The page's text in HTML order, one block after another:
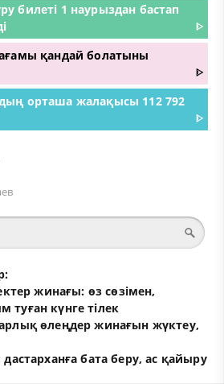
билеті 1 наурыздан бастап
ᐈ
қандай болатыны
ᐈ
орташа жалақысы 112 792
ᐈ
жинағы: өз сөзімен,
туған күнге тілек
өлеңдер жинағын жүктеу,
бата беру, ас қайыру